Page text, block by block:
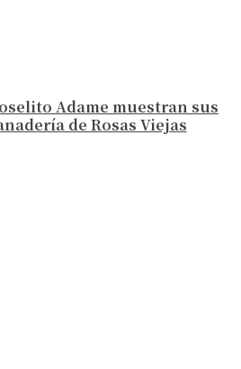
Adame muestran sus
de Rosas Viejas